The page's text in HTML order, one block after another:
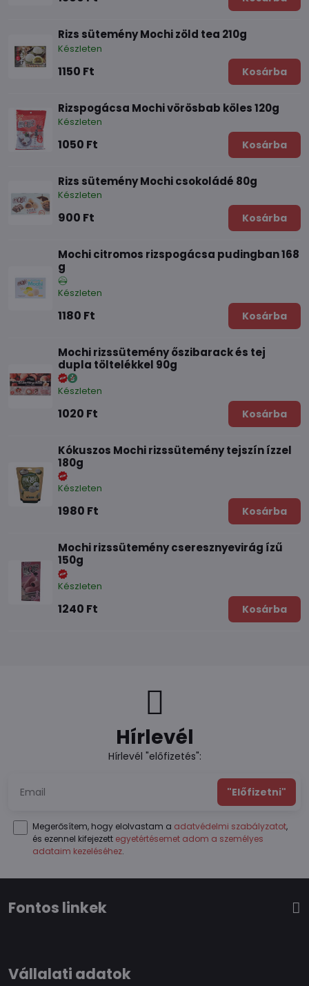
Rizs sütemény Mochi zöld tea 210g
Készleten
1150 Ft Kosárba
Rizspogácsa Mochi vörösbab köles 120g
Készleten
1050 Ft Kosárba
Rizs sütemény Mochi csokoládé 80g
Készleten
900 Ft Kosárba
Mochi citromos rizspogácsa pudingban 168
g
Készleten
1180 Ft Kosárba
Mochi rizssütemény őszibarack és tej
dupla töltelékkel 90g
Készleten
1020 Ft Kosárba
Kókuszos Mochi rizssütemény tejszín ízzel
180g
Készleten
1980 Ft Kosárba
Mochi rizssütemény cseresznyevirág ízű
150g
Készleten
1240 Ft Kosárba
Hírlevél
Hírlevél "előfizetés":
"Előfizetni"
Megerősítem, hogy elolvastam a adatvédelmi szabályzatot,
és ezennel kifejezett egyetértésemet adom a személyes
adataim kezeléséhez.
Fontos linkek
Vállalati adatok